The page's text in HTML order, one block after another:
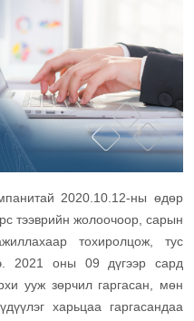
2020.10.12-ны өдөр
тээврийн жолоочоор, сарын
тохиролцож, тус
2021 оны 09 дүгээр сард
ууж зөрчил гаргасан, мөн
харьцаа гаргасандаа